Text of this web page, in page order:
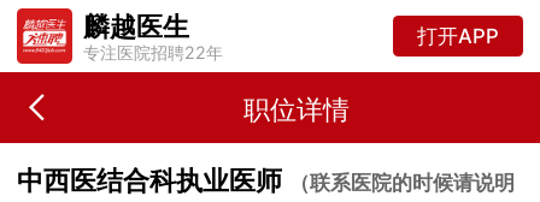
麟越医生
专注医院招聘22年
打开APP
职位详情
中西医结合科执业医师
（联系医院的时候请说明